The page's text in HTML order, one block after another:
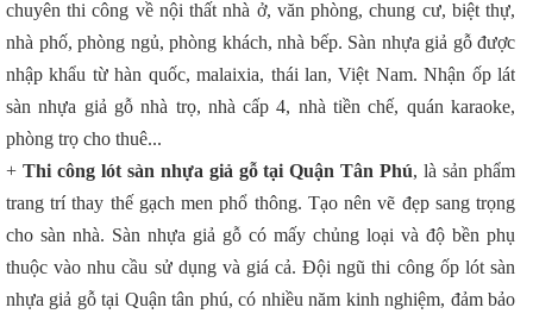
chuyên thi công về nội thất nhà ở, văn phòng, chung cư, biệt thự,
nhà phố, phòng ngủ, phòng khách, nhà bếp. Sàn nhựa giả gỗ được
nhập khẩu từ hàn quốc, malaixia, thái lan, Việt Nam. Nhận ốp lát
sàn nhựa giả gỗ nhà trọ, nhà cấp 4, nhà tiền chế, quán karaoke,
phòng trọ cho thuê...
+ Thi công lót sàn nhựa giả gỗ tại Quận Tân Phú, là sản phẩm
trang trí thay thế gạch men phổ thông. Tạo nên vẽ đẹp sang trọng
cho sàn nhà. Sàn nhựa giả gỗ có mấy chủng loại và độ bền phụ
thuộc vào nhu cầu sử dụng và giá cả. Đội ngũ thi công ốp lót sàn
nhựa giả gỗ tại Quận tân phú, có nhiều năm kinh nghiệm, đảm bảo